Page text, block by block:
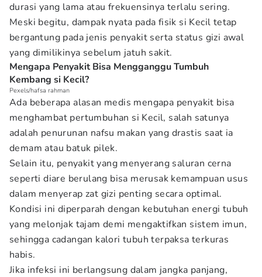
durasi yang lama atau frekuensinya terlalu sering.
Meski begitu, dampak nyata pada fisik si Kecil tetap
bergantung pada jenis penyakit serta status gizi awal
yang dimilikinya sebelum jatuh sakit.
Mengapa Penyakit Bisa Mengganggu Tumbuh
Kembang si Kecil?
Pexels/hafsa rahman
Ada beberapa alasan medis mengapa penyakit bisa
menghambat pertumbuhan si Kecil, salah satunya
adalah penurunan nafsu makan yang drastis saat ia
demam atau batuk pilek.
Selain itu, penyakit yang menyerang saluran cerna
seperti diare berulang bisa merusak kemampuan usus
dalam menyerap zat gizi penting secara optimal.
Kondisi ini diperparah dengan kebutuhan energi tubuh
yang melonjak tajam demi mengaktifkan sistem imun,
sehingga cadangan kalori tubuh terpaksa terkuras
habis.
Jika infeksi ini berlangsung dalam jangka panjang,